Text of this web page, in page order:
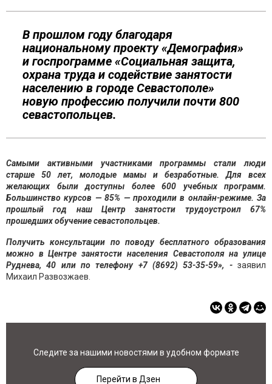
В прошлом году благодаря
национальному проекту «Демография»
и госпрограмме «Социальная защита,
охрана труда и содействие занятости
населению в городе Севастополе»
новую профессию получили почти 800
севастопольцев.
Самыми активными участниками программы стали люди
старше 50 лет, молодые мамы и безработные. Для всех
желающих были доступны более 600 учебных программ.
Большинство курсов — 85% — проходили в онлайн-режиме. За
прошлый год наш Центр занятости трудоустроил 67%
прошедших обучение севастопольцев.
Получить консультации по поводу бесплатного образования
можно в Центре занятости населения Севастополя на улице
Руднева, 40 или по телефону +7 (8692) 53-35-59», -заявил
Михаил Развозжаев.
Следите за нашими новостями в удобном формате
Перейти в Дзен